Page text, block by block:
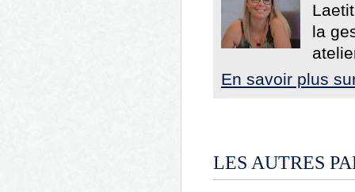
la
En savoir plus
LES AUTRES